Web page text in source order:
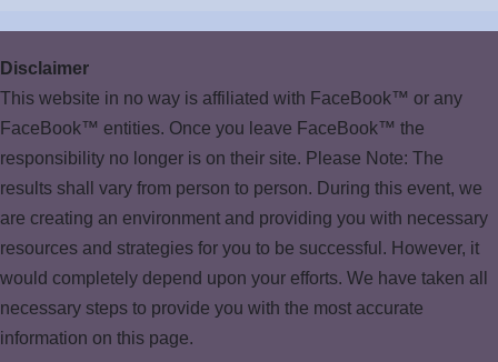
Disclaimer
This website in no way is affiliated with FaceBook™ or any
FaceBook™ entities. Once you leave FaceBook™ the
responsibility no longer is on their site. Please Note: The
results shall vary from person to person. During this event, we
are creating an environment and providing you with necessary
resources and strategies for you to be successful. However, it
would completely depend upon your efforts. We have taken all
necessary steps to provide you with the most accurate
information on this page.